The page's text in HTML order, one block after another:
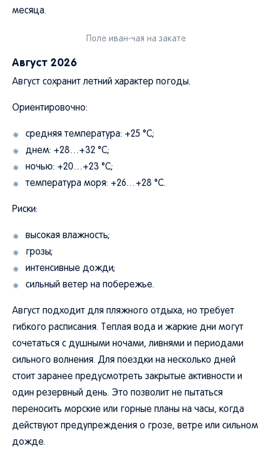
месяца.
Поле иван-чая на закате
Август 2026
Август сохранит летний характер погоды.
Ориентировочно:
средняя температура: +25 °C;
днем: +28…+32 °C;
ночью: +20…+23 °C;
температура моря: +26…+28 °C.
Риски:
высокая влажность;
грозы;
интенсивные дожди;
сильный ветер на побережье.
Август подходит для пляжного отдыха, но требует
гибкого расписания. Теплая вода и жаркие дни могут
сочетаться с душными ночами, ливнями и периодами
сильного волнения. Для поездки на несколько дней
стоит заранее предусмотреть закрытые активности и
один резервный день. Это позволит не пытаться
переносить морские или горные планы на часы, когда
действуют предупреждения о грозе, ветре или сильном
дожде.